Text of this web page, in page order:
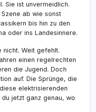
Sie ist unvermeidlich.
ab wie sonst
bis hin zu den
oder ins Landesinnere.
nicht. Weit gefehlt.
einen regelrechten
die Jugend. Doch
auf. Die Sprünge, die
elektrisierenden
jetzt ganz genau, wo